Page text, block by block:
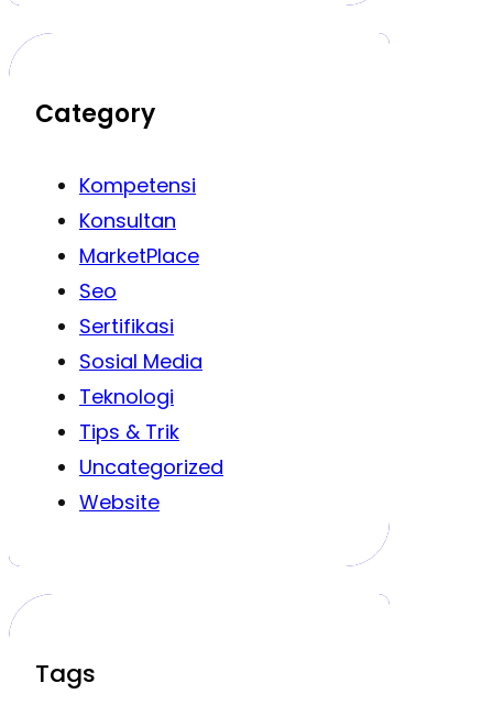
Category
Kompetensi
Konsultan
MarketPlace
Seo
Sertifikasi
Sosial Media
Teknologi
Tips & Trik
Uncategorized
Website
Tags